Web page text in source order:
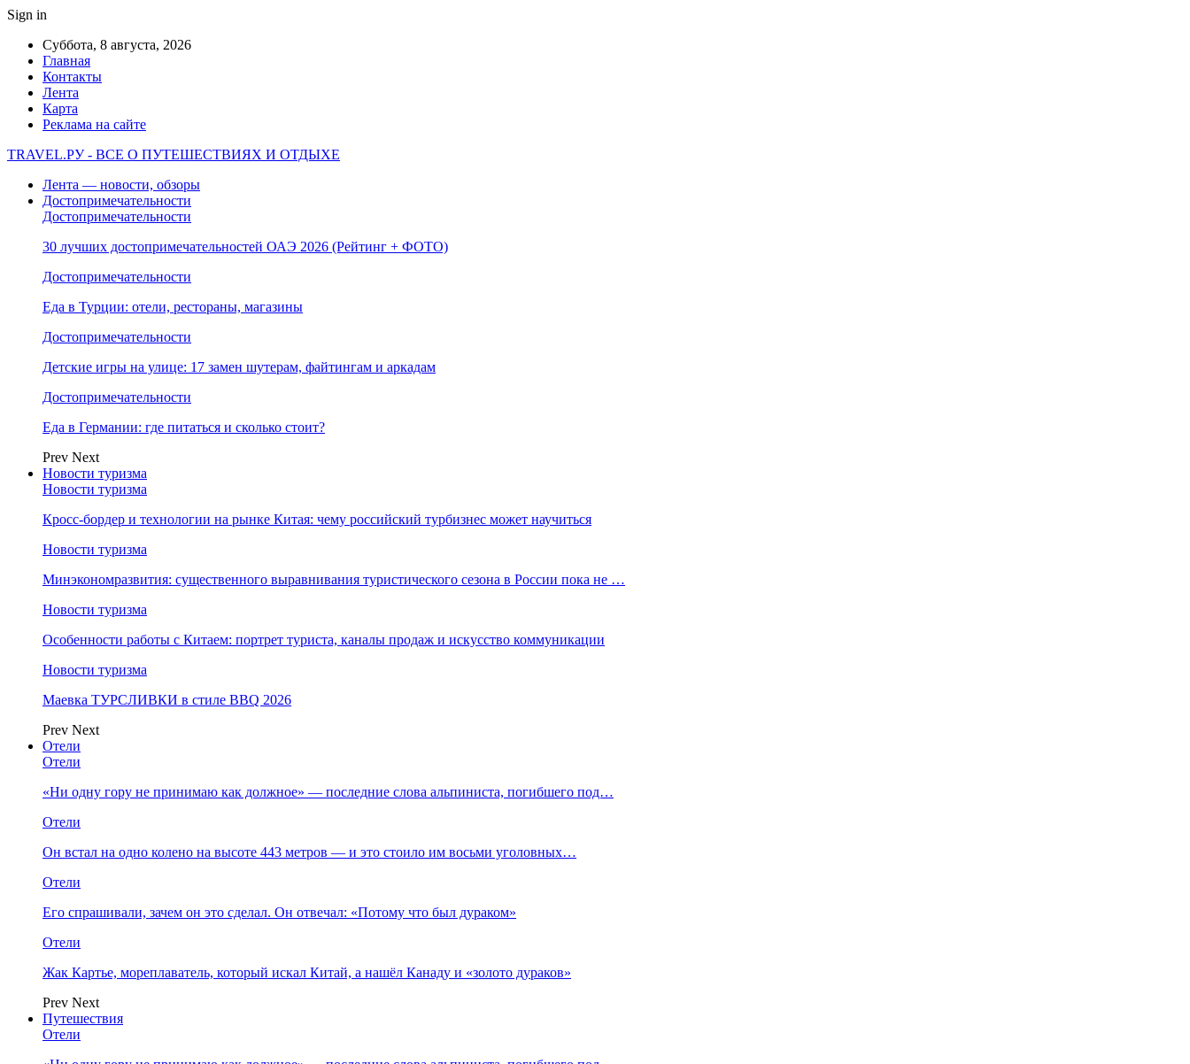
Sign in
Суббота, 8 августа, 2026
Главная
Контакты
Лента
Карта
Реклама на сайте
TRAVEL.РУ - ВСЕ О ПУТЕШЕСТВИЯХ И ОТДЫХЕ
Лента — новости, обзоры
Достопримечательности
Достопримечательности
30 лучших достопримечательностей ОАЭ 2026 (Рейтинг + ФОТО)
Достопримечательности
Еда в Турции: отели, рестораны, магазины
Достопримечательности
Детские игры на улице: 17 замен шутерам, файтингам и аркадам
Достопримечательности
Еда в Германии: где питаться и сколько стоит?
Prev Next
Новости туризма
Новости туризма
Кросс-бордер и технологии на рынке Китая: чему российский турбизнес может научиться
Новости туризма
Минэкономразвития: существенного выравнивания туристического сезона в России пока не …
Новости туризма
Особенности работы с Китаем: портрет туриста, каналы продаж и искусство коммуникации
Новости туризма
Маевка ТУРСЛИВКИ в стиле BBQ 2026
Prev Next
Отели
Отели
«Ни одну гору не принимаю как должное» — последние слова альпиниста, погибшего под…
Отели
Он встал на одно колено на высоте 443 метров — и это стоило им восьми уголовных…
Отели
Его спрашивали, зачем он это сделал. Он отвечал: «Потому что был дураком»
Отели
Жак Картье, мореплаватель, который искал Китай, а нашёл Канаду и «золото дураков»
Prev Next
Путешествия
Отели